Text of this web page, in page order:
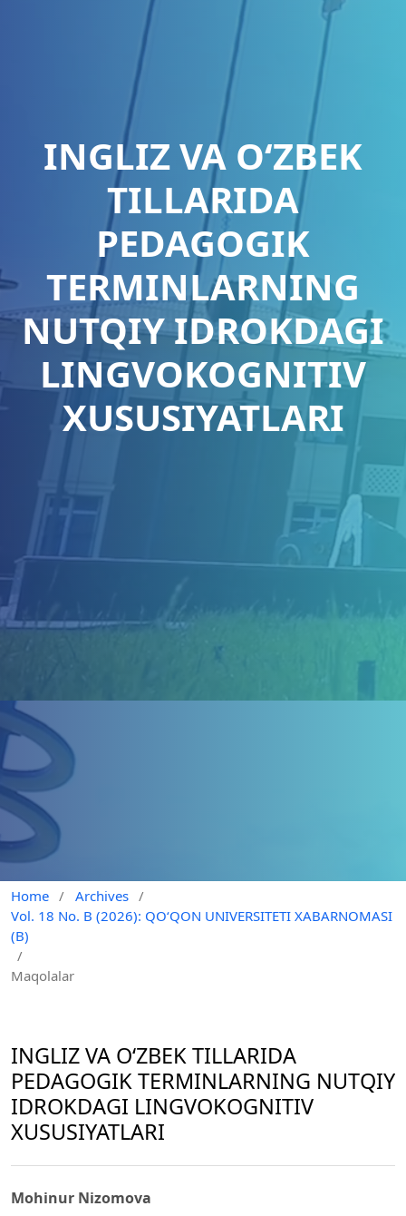
INGLIZ VA O‘ZBEK
TILLARIDA
PEDAGOGIK
TERMINLARNING
NUTQIY IDROKDAGI
LINGVOKOGNITIV
XUSUSIYATLARI
Home / Archives /
Vol. 18 No. B (2026): QO‘QON UNIVERSITETI XABARNOMASI
(B)
/
Maqolalar
INGLIZ VA O‘ZBEK TILLARIDA
PEDAGOGIK TERMINLARNING NUTQIY
IDROKDAGI LINGVOKOGNITIV
XUSUSIYATLARI
Mohinur Nizomova